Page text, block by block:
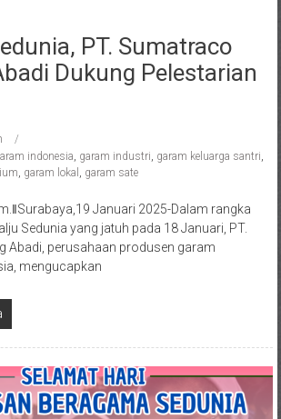
PT. Sumatraco
Dukung Pelestarian
indonesia garam industri garam keluarga santri
garam lokal garam sate
Januari 2025-Dalam rangka
Sedunia yang jatuh pada 18 Januari, PT.
Abadi, perusahaan produsen garam
mengucapkan